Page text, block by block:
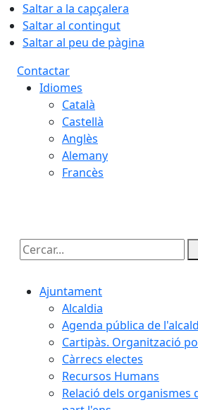
Saltar a la capçalera
Saltar al contingut
Saltar al peu de pàgina
Contactar
Idiomes
Català
Castellà
Anglès
Alemany
Francès
Cercar:
Ajuntament
Alcaldia
Agenda pública de
Cartipàs. Organització
Càrrecs electes
Recursos Humans
Relació dels organismes